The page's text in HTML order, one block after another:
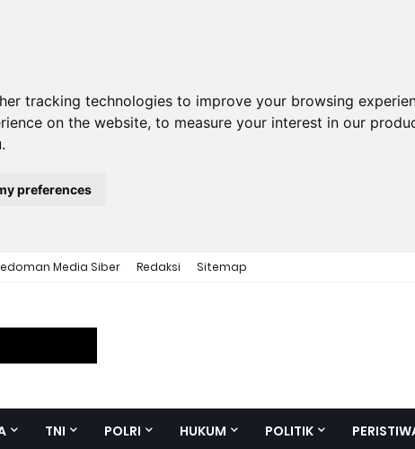
tracking technologies to improve your browsing
on the website, to measure your interest in our
.
preferences
Media Siber Redaksi Sitemap
TNI POLRI HUKUM POLITIK